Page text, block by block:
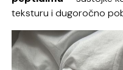
teksturu i dugoročno